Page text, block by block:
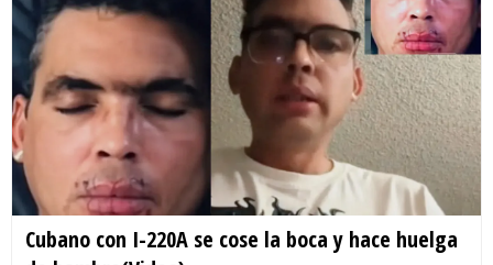
Cubano con I-220A se cose la boca y hace huelga